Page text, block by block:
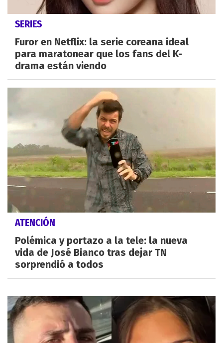
SERIES
Furor en Netflix: la serie coreana ideal
para maratonear que los fans del K-
drama están viendo
ATENCIÓN
Polémica y portazo a la tele: la nueva
vida de José Bianco tras dejar TN
sorprendió a todos